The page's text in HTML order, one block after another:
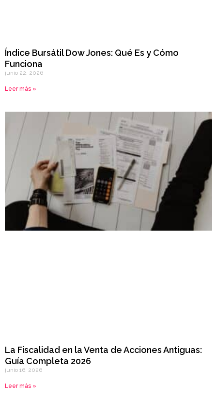
Índice Bursátil Dow Jones: Qué Es y Cómo
Funciona
junio 22, 2026
Leer más »
La Fiscalidad en la Venta de Acciones Antiguas:
Guía Completa 2026
junio 16, 2026
Leer más »